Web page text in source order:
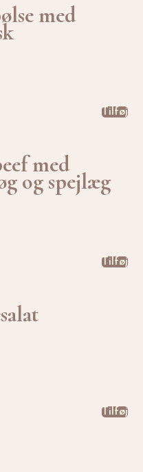
med
Tilføj
med
og spejlæg
Tilføj
Tilføj